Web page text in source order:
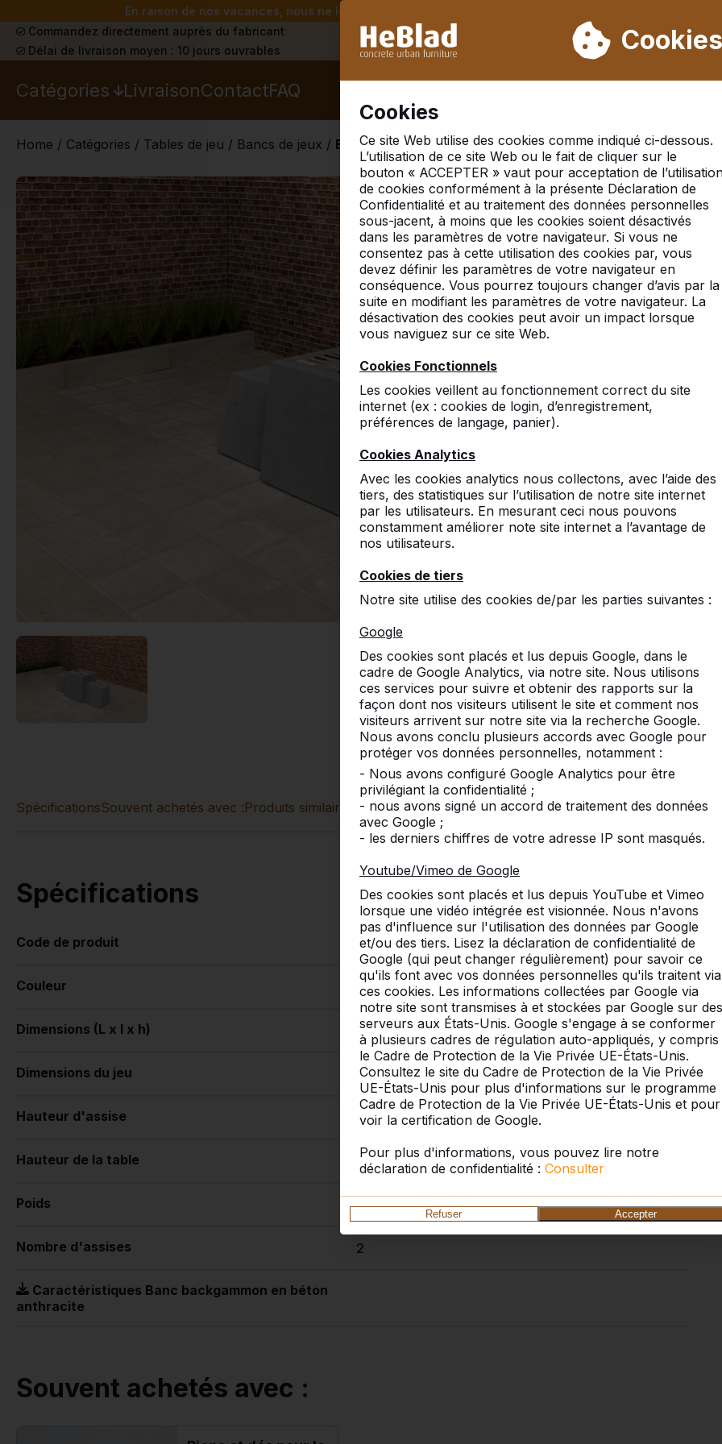
En raison de nos vacances, nous ne livrerons pas de la semaine 31 à la semaine 33. Veuillez donc
Cookies
Cookies
Ce site Web utilise des cookies comme indiqué ci-dessous.
L’utilisation de ce site Web ou le fait de cliquer sur le
bouton « ACCEPTER » vaut pour acceptation de
de cookies conformément à la présente Déclaration de
Confidentialité et au traitement des données personnelles
sous-jacent, à moins que les cookies soient désactivés
dans les paramètres de votre navigateur. Si vous ne
consentez pas à cette utilisation des cookies par, vous
devez définir les paramètres de votre navigateur en
conséquence. Vous pourrez toujours changer d’avis par la
suite en modifiant les paramètres de votre navigateur. La
désactivation des cookies peut avoir un impact lorsque
vous naviguez sur ce site Web.
Cookies Fonctionnels
Les cookies veillent au fonctionnement correct du site
internet (ex : cookies de login, d’enregistrement,
préférences de langage, panier).
Cookies Analytics
Avec les cookies analytics nous collectons, avec l’aide des
tiers, des statistiques sur l’utilisation de notre site internet
par les utilisateurs. En mesurant ceci nous pouvons
constamment améliorer note site internet a l’avantage de
nos utilisateurs.
Cookies de tiers
Notre site utilise des cookies de/par les parties suivantes :
Google
Des cookies sont placés et lus depuis Google, dans le
cadre de Google Analytics, via notre site. Nous utilisons
ces services pour suivre et obtenir des rapports sur la
façon dont nos visiteurs utilisent le site et comment nos
visiteurs arrivent sur notre site via la recherche Google.
Nous avons conclu plusieurs accords avec Google pour
protéger vos données personnelles, notamment :
- Nous avons configuré Google Analytics pour être
privilégiant la confidentialité ;
- nous avons signé un accord de traitement des données
avec Google ;
- les derniers chiffres de votre adresse IP sont masqués.
Youtube/Vimeo de Google
Des cookies sont placés et lus depuis YouTube et Vimeo
lorsque une vidéo intégrée est visionnée. Nous n'avons
pas d'influence sur l'utilisation des données par Google
et/ou des tiers. Lisez la déclaration de confidentialité de
Google (qui peut changer régulièrement) pour savoir ce
qu'ils font avec vos données personnelles qu'ils traitent via
ces cookies. Les informations collectées par Google via
notre site sont transmises à et stockées par Google sur des
serveurs aux États-Unis. Google s'engage à se conformer
à plusieurs cadres de régulation auto-appliqués, y compris
le Cadre de Protection de la Vie Privée UE-États-Unis.
Consultez le site du Cadre de Protection de la Vie Privée
UE-États-Unis pour plus d'informations sur le programme
Cadre de Protection de la Vie Privée UE-États-Unis et pour
voir la certification de Google.
Pour plus d'informations, vous pouvez lire notre
déclaration de confidentialité : Consulter
Refuser Accepter
Commandez directement auprès du fabricant Déjà plus de 30 000 produits vendus
Délai de livraison moyen : 10 jours ouvrables
Catégories LivraisonContactFAQ
Home / Catégories / Tables de jeu / Bancs de jeux / Banc backgammon en béton anthracite
SpécificationsSouvent achetés avec :Produits similaires
Spécifications
Code de produit BB.BG.AB
Couleur Béton anthracite
Dimensions (L x l x h) 167 x 67 x 70 cm
Dimensions du jeu 41,5 x 41,5 cm
Hauteur d'assise 50 cm
Hauteur de la table 70 cm
Poids 1140 kg
Nombre d'assises 2
Caractéristiques Banc backgammon en béton
anthracite
Souvent achetés avec :